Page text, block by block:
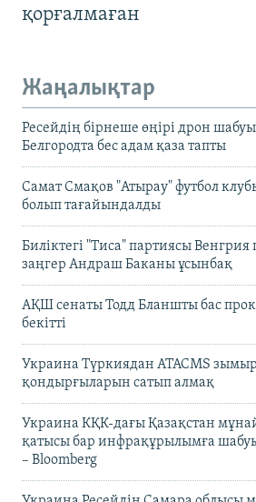
қорғалмаған
Жаңалықтар
Ресейдің бірнеше өңірі дрон
Белгородта бес адам қаза тапты
Самат Смақов "Атырау" футбол
болып тағайындалды
Биліктегі "Тиса" партиясы Венгрия
заңгер Андраш Баканы ұсынбақ
АҚШ сенаты Тодд Бланшты бас
бекітті
Украина Түркиядан ATACMS
қондырғыларын сатып алмақ
Украина КҚК-дағы Қазақстан
қатысы бар инфрақұрылымға
– Bloomberg